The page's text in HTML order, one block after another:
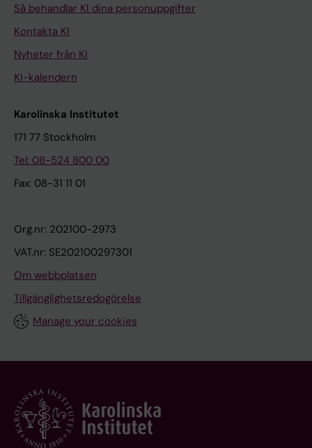
Så behandlar KI dina personuppgifter
Kontakta KI
Nyheter från KI
KI-kalendern
Karolinska Institutet
171 77 Stockholm
Tel: 08-524 800 00
Fax: 08-31 11 01
Org.nr: 202100-2973
VAT.nr: SE202100297301
Om webbplatsen
Tillgänglighetsredogörelse
Manage your cookies